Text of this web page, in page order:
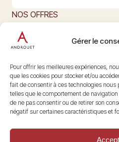
Gérer le
Pour offrir les meilleures expériences,
que les cookies pour stocker et/ou
fait de consentir à ces technologies
telles que le comportement de
de ne pas consentir ou de retirer son
négatif sur certaines caractéristiques et
NOS OFFRES
L’ART DU FROMAGE
Nous suivre
@maisonandrouet
Copyright ©
Site parMake